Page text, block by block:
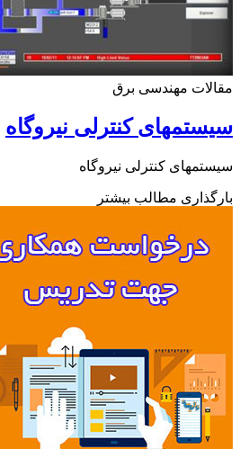
مهندسی برق
کنترلی نیروگاه
کنترلی نیروگاه
مطالب بیشتر